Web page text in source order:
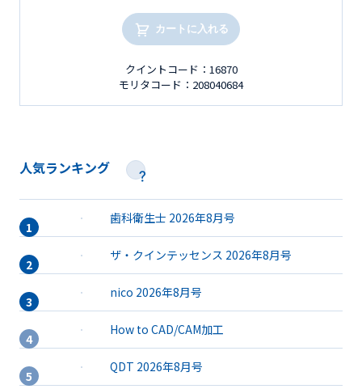
カートに入れる
クイントコード：16870
モリタコード：208040684
人気ランキング
歯科衛生士 2026年8月号
ザ・クインテッセンス 2026年8月号
nico 2026年8月号
How to CAD/CAM加工
QDT 2026年8月号